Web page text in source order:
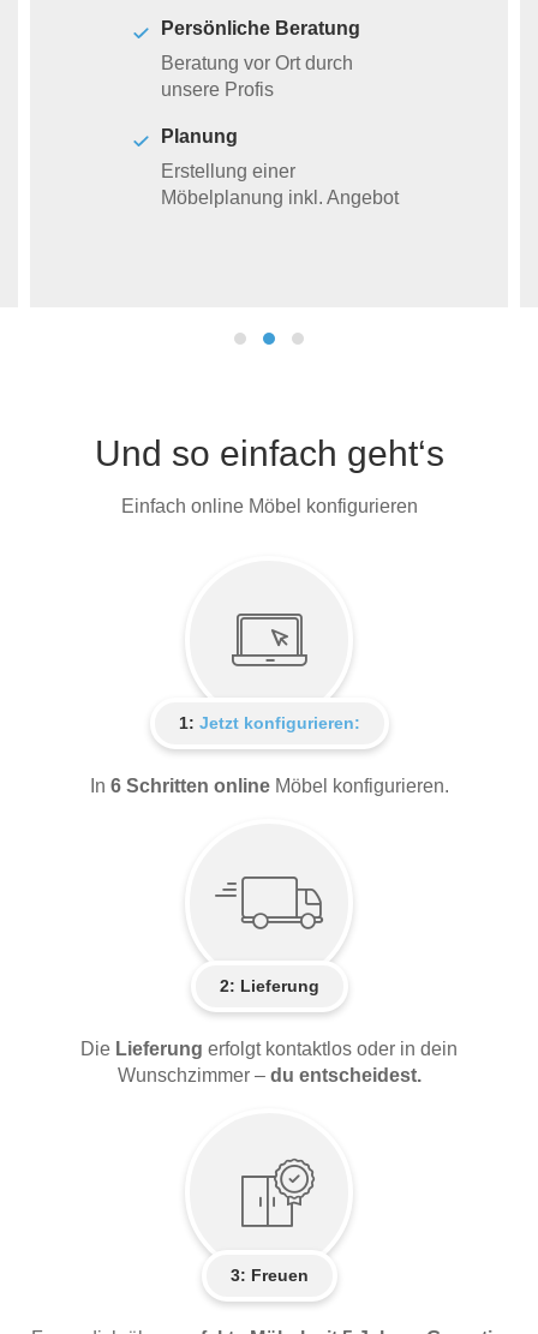
Persönliche Beratung
Beratung vor Ort durch
unsere Profis
Planung
Erstellung einer
Möbelplanung inkl. Angebot
Und so einfach geht‘s
Einfach online Möbel konfigurieren
1: Jetzt konfigurieren:
In 6 Schritten online Möbel konfigurieren.
2: Lieferung
Die Lieferung erfolgt kontaktlos oder in dein
Wunschzimmer – du entscheidest.
3: Freuen